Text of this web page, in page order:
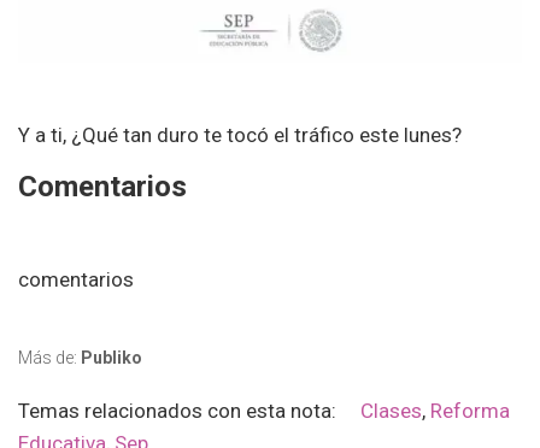
Y a ti, ¿Qué tan duro te tocó el tráfico este lunes?
Comentarios
comentarios
Más de: Publiko
Temas relacionados con esta nota: Clases, Reforma